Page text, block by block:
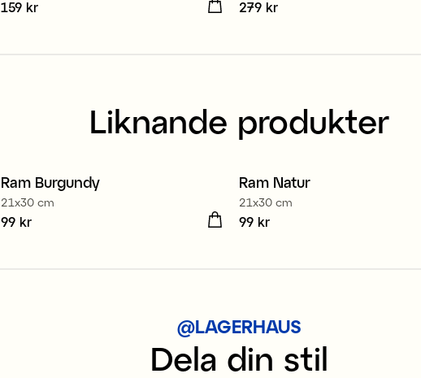
Pris :159 kr
159 kr Pris :279 kr
279 kr
Liknande produkter
3 för 2
Ram Burgundy
21x30 cm
Pris:
99 kr
3 för 2
Ram Natur
21x30 cm
Pris:
99 kr
@LAGERHAUS
Dela din stil